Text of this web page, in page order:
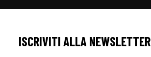
ISCRIVITI ALLA NEWSLETTER